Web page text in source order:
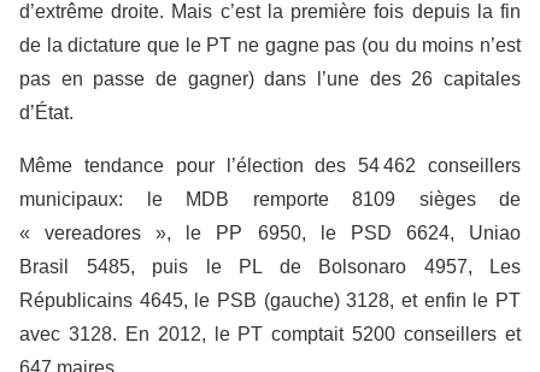
d’extrême droite. Mais c’est la première fois depuis la fin
de la dictature que le PT ne gagne pas (ou du moins n’est
pas en passe de gagner) dans l’une des 26 capitales
d’État.
Même tendance pour l’élection des 54 462 conseillers
municipaux: le MDB remporte 8109 sièges de
« vereadores », le PP 6950, le PSD 6624, Uniao
Brasil 5485, puis le PL de Bolsonaro 4957, Les
Républicains 4645, le PSB (gauche) 3128, et enfin le PT
avec 3128. En 2012, le PT comptait 5200 conseillers et